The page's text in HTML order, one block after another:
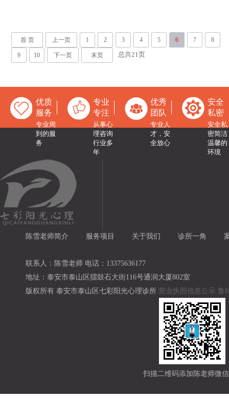
首 页 上一页 1 2 3 4 5 6 7 8
9 10 下一页 末页 总共21页
优质
服务
专业周
到的服
务
专业
专注
从事心
理咨询
行业多
年
优秀
团队
专业人
才，安
全放心
安全
私密
安全私
密简洁
温馨的
环境
陈雪老师简介 服务项目 关于我们 诊所一角
联系人：陈雪老师 电话：13375636177
地址：泰安市泰山区擂鼓石大街116号通润大厦802室
版权所有 泰安市泰山区七彩阳光心理诊所 营业执照信息公示 鲁
扫描二维码添加陈老师微信